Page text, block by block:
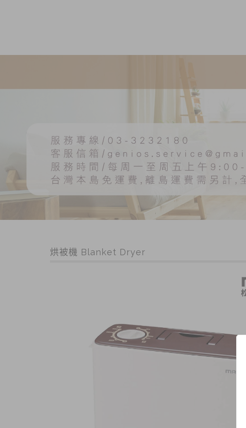
烘被機 Blanket Dryer